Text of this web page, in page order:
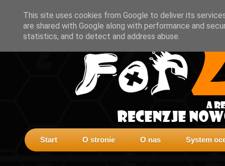
Start O stronie O nas System
This site uses cookies from Google to deliver its
are shared with Google along with performance and
statistics, and to detect and address abuse.